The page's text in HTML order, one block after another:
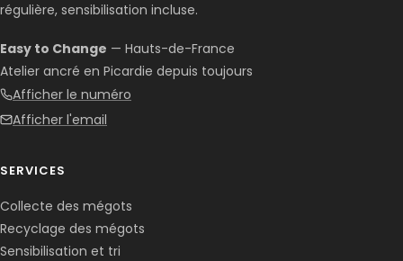
régulière, sensibilisation incluse.
Easy to Change — Hauts-de-France
Atelier ancré en Picardie depuis toujours
Afficher le numéro
Afficher l'email
SERVICES
Collecte des mégots
Recyclage des mégots
Sensibilisation et tri